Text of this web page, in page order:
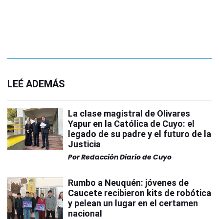
LEÉ ADEMÁS
La clase magistral de Olivares
Yapur en la Católica de Cuyo: el
legado de su padre y el futuro de la
Justicia
PorRedacción Diario de Cuyo
Rumbo a Neuquén: jóvenes de
Caucete recibieron kits de robótica
y pelean un lugar en el certamen
nacional